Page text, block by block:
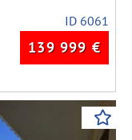
ID 6061
139 999 €
Next